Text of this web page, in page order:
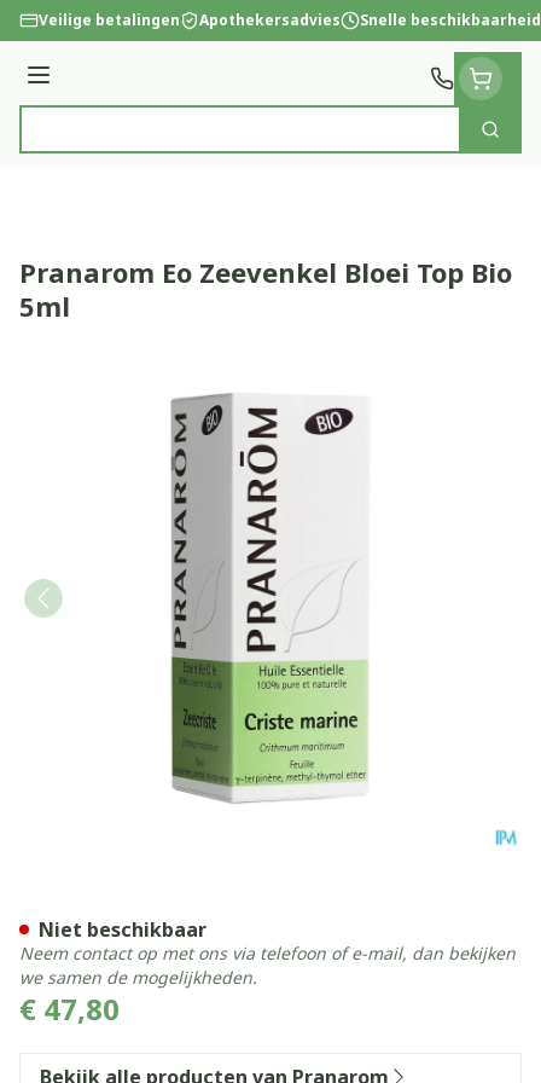
Ga naar de inhoud
Veilige betalingen Apothekersadvies Snelle beschikbaarheid
Menu
Zoek
Pranarom Eo Zeevenkel Bloei Top Bio
5ml
€ 47,80
Niet beschikbaar
Neem contact op met ons via telefoon of e-mail, dan bekijken
we samen de mogelijkheden.
Bekijk alle producten van Pranarom